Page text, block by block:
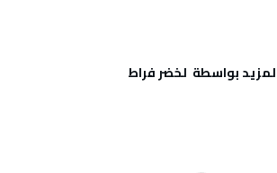
بواسطة‬ ‬ لخضر فراط